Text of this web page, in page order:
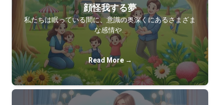
顔怪我する夢
私たちは眠っている間に、意識の奥深くにあるさまざま
な感情や…
Read More →